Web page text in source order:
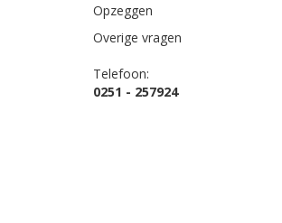
Opzeggen
Overige vragen
Telefoon:
0251 - 257924